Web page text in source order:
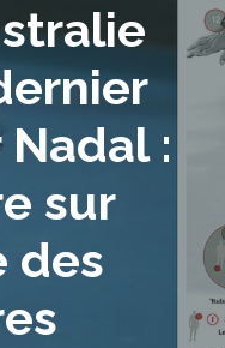
:
sur
des